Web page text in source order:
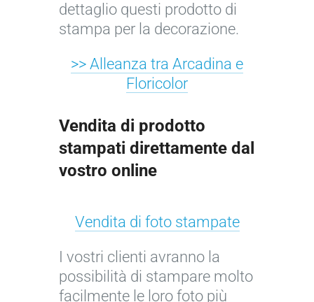
dettaglio questi prodotto di
stampa per la decorazione.
>> Alleanza tra Arcadina e
Floricolor
Vendita di prodotto
stampati direttamente dal
vostro online
Vendita di foto stampate
I vostri clienti avranno la
possibilità di stampare molto
facilmente le loro foto più